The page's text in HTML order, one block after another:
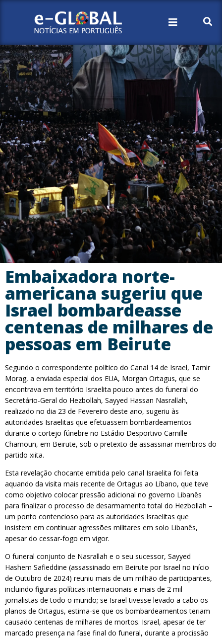
Embaixadora norte-
americana sugeriu que
Israel bombardeasse
centenas de milhares de
pessoas em Beirute
Segundo o correspondente político do Canal 14 de Israel, Tamir
Morag, a enviada especial dos EUA, Morgan Ortagus, que se
encontrava em território Israelita pouco antes do funeral do
Secretário-Geral do Hezbollah, Sayyed Hassan Nasrallah,
realizado no dia 23 de Fevereiro deste ano, sugeriu às
autoridades Israelitas que efetuassem bombardeamentos
durante o cortejo fúnebre no Estádio Desportivo Camille
Chamoun, em Beirute, sob o pretexto de assassinar membros do
partido xiita.
Esta revelação chocante emitida pelo canal Israelita foi feita
aquando da visita mais recente de Ortagus ao Líbano, que teve
como objetivo colocar pressão adicional no governo Libanês
para finalizar o processo de desarmamento total do Hezbollah –
um ponto contencioso para as autoridades Israelitas que
insistem em continuar agressões militares em solo Libanês,
apesar do cessar-fogo em vigor.
O funeral conjunto de Nasrallah e o seu sucessor, Sayyed
Hashem Safieddine (assassinado em Beirute por Israel no início
de Outubro de 2024) reuniu mais de um milhão de participantes,
incluindo figuras políticas internacionais e mais de 2 mil
jornalistas de todo o mundo; se Israel tivesse levado a cabo os
planos de Ortagus, estima-se que os bombardeamentos teriam
causado centenas de milhares de mortos. Israel, apesar de ter
marcado presença na fase final do funeral, durante a procissão